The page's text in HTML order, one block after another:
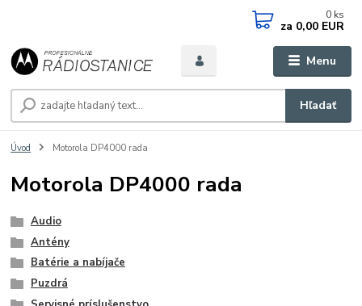
Menu
Hľadať
0 ks
za 0,00 EUR
Úvod Motorola DP4000 rada
Motorola DP4000 rada
Audio
Antény
Batérie a nabíjače
Puzdrá